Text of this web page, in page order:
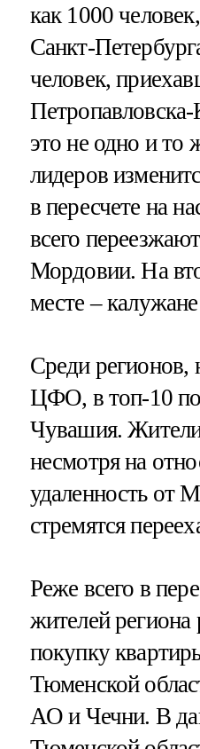
как 1000
Санкт-
человек,
это не одно и то
лидеров
в пересчете на
всего
Мордовии. На
месте –
Среди регионов,
ЦФО, в топ-10
Чувашия.
несмотря на
удаленность от
стремятся
Реже всего в
жителей
покупку
Тюменской
АО и Чечни. В